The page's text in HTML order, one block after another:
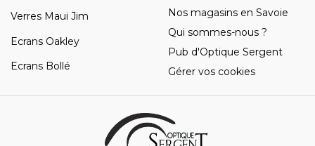
Verres Maui Jim
Ecrans Oakley
Ecrans Bollé
Nos magasins en Savoie
Qui sommes-nous ?
Pub d'Optique Sergent
Gérer vos cookies